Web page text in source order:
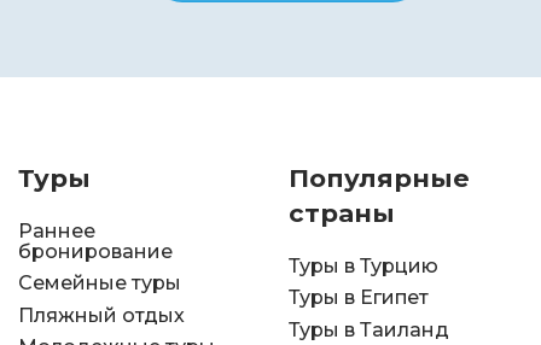
Туры
Раннее
бронирование
Семейные туры
Пляжный отдых
Популярные
страны
Туры в Турцию
Туры в Египет
Туры в Таиланд